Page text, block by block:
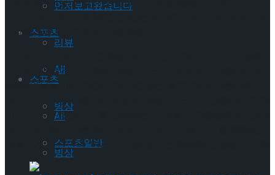
스포츠
All
빙상
스포츠일반
먼저보고왔습니다
리뷰
스포츠
All
빙상
조재철, 임지은, 전현우가 함께한다.
터 약 10개월간 이어질 뮤지컬 ‘미드나잇’의 새로운 챕터다. 작
품 속 인물들이 마주한 선택의 순간은 물론, 각기 다른 매력의
캐스트와 오는 10월 개막하는 뮤지컬 ‘미드나잇:앤틀러스’까지
이어지는 다양한 무대를 선택하는 관객들의 경험을 함께 담아
객들에게 자신만의 ‘미드나잇’을 만나는 특별한 순간을 선사할
예정이다.